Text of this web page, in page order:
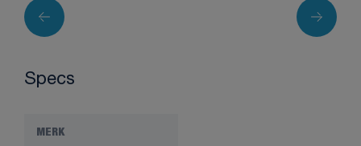
Specs
MERK